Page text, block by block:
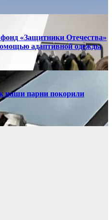
«Защитники Отечества»
адаптивной одежды
наши парни покорили